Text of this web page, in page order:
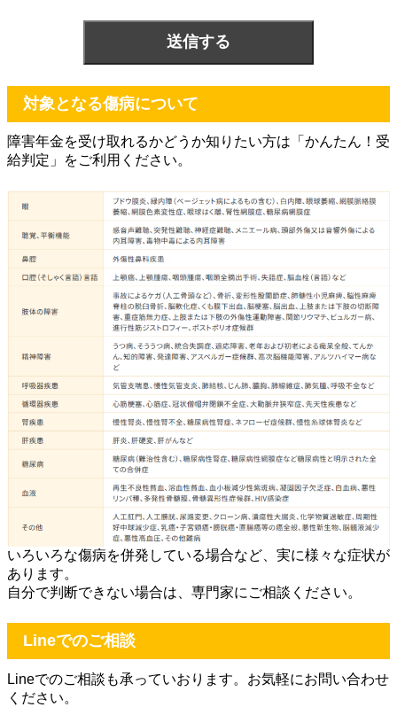
対象となる傷病について
障害年金を受け取れるかどうか知りたい方は「かんたん！受
給判定」をご利用ください。
いろいろな傷病を併発している場合など、実に様々な症状が
あります。
自分で判断できない場合は、専門家にご相談ください。
Lineでのご相談
Lineでのご相談も承っていおります。お気軽にお問い合わせ
ください。